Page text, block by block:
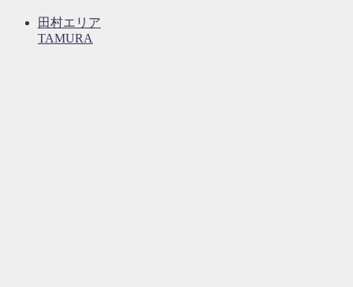
田村エリア
TAMURA